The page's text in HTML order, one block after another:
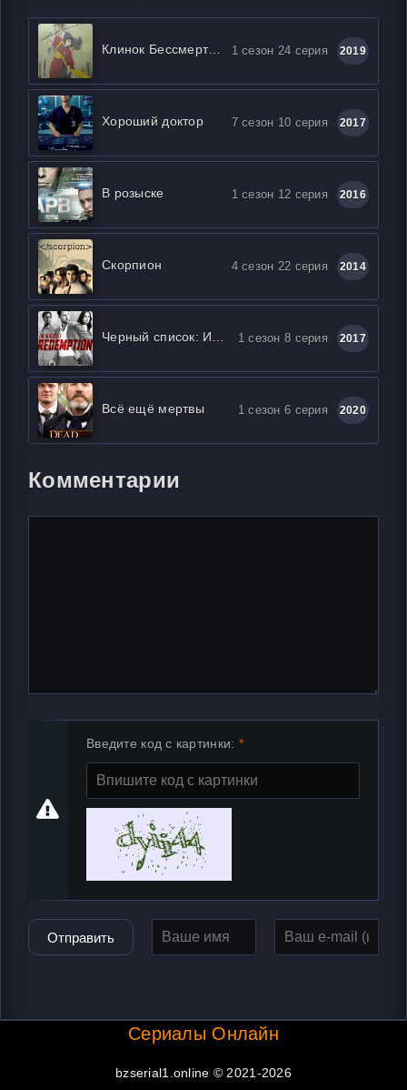
Клинок Бессмертного 1 сезон 24 серия 2019
Хороший доктор 7 сезон 10 серия 2017
В розыске 1 сезон 12 серия 2016
Скорпион 4 сезон 22 серия 2014
1 сезон 8 серия 2017
Всё ещё мертвы 1 сезон 6 серия 2020
Комментарии
Введите код с картинки:
Отправить
Сериалы Онлайн
bzserial1.online © 2021-2026